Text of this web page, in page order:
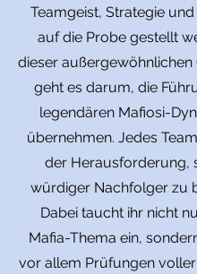
Teamgeist, Strategie und
auf die Probe gestellt
dieser
geht es darum, die
legendären Mafiosi-
übernehmen. Jedes
der Herausforderung,
würdiger Nachfolger zu
Dabei taucht ihr nicht
Mafia-Thema ein,
vor allem Prüfungen